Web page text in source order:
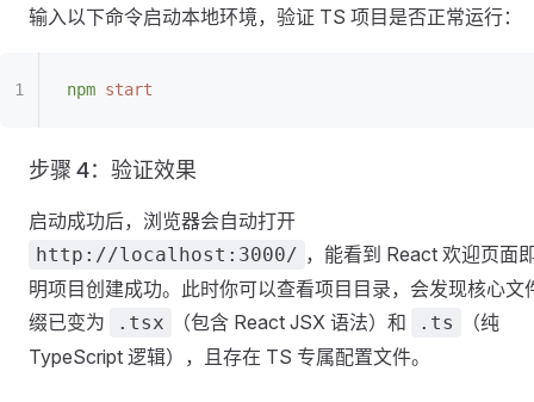
输入以下命令启动本地环境，验证 TS 项目是否正常运行：
npm start
步骤 4：验证效果
启动成功后，浏览器会自动打开
http://localhost:3000/ ，能看到 React 欢迎页面
明项目创建成功。此时你可以查看项目目录，会发现核心文
缀已变为
.tsx （包含 React JSX 语法）和 .ts
（纯
TypeScript 逻辑），且存在 TS 专属配置文件。